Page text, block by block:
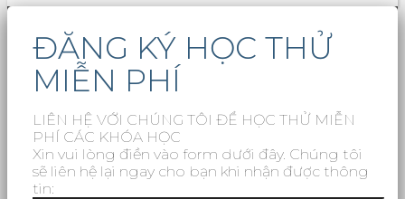
ĐĂNG KÝ HỌC THỬ
MIỄN PHÍ
LIÊN HỆ VỚI CHÚNG TÔI ĐỂ HỌC THỬ MIỄN
PHÍ CÁC KHÓA HỌC
Xin vui lòng điền vào form dưới đây. Chúng tôi
sẽ liên hệ lại ngay cho bạn khi nhận được thông
tin: